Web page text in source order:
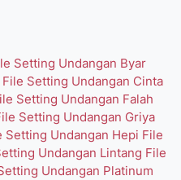
Setting Undangan Byar
File Setting Undangan Cinta
Setting Undangan Falah
Setting Undangan Griya
Setting Undangan Hepi File
Undangan Lintang File
Undangan Platinum